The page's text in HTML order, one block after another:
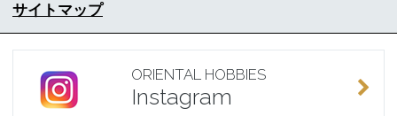
サイトマップ
ORIENTAL HOBBIES
Instagram